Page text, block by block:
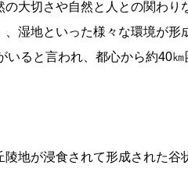
大切さや自然と人との関わ
湿地といった様々な環境が形
いると言われ、都心から約40
陵地が浸食されて形成された